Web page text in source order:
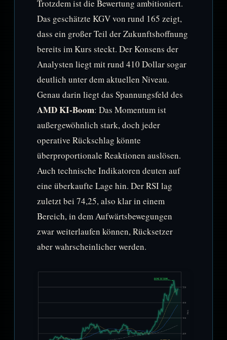
Trotzdem ist die Bewertung ambitioniert.
Das geschätzte KGV von rund 165 zeigt,
dass ein großer Teil der Zukunftshoffnung
bereits im Kurs steckt. Der Konsens der
Analysten liegt mit rund 410 Dollar sogar
deutlich unter dem aktuellen Niveau.
Genau darin liegt das Spannungsfeld des
AMD KI-Boom: Das Momentum ist
außergewöhnlich stark, doch jeder
operative Rückschlag könnte
überproportionale Reaktionen auslösen.
Auch technische Indikatoren deuten auf
eine überkaufte Lage hin. Der RSI lag
zuletzt bei 74,25, also klar in einem
Bereich, in dem Aufwärtsbewegungen
zwar weiterlaufen können, Rücksetzer
aber wahrscheinlicher werden.